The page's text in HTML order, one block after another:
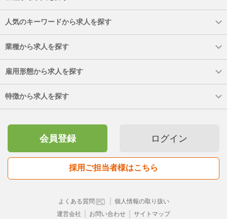
人気のキーワードから求人を探す
業種から求人を探す
雇用形態から求人を探す
特徴から求人を探す
会員登録 ログイン
採用ご担当者様はこちら
よくある質問
個人情報の取り扱い
運営会社
お問い合わせ サイトマップ